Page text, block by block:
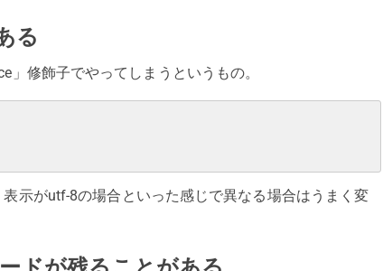
る
修飾子でやってしまうというもの。
示がutf-8の場合といった感じで異なる場合はうまく変